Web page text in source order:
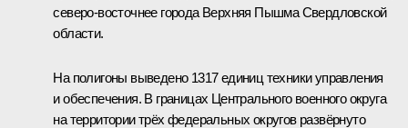
северо-восточнее города Верхняя Пышма Свердловской
области.
На полигоны выведено 1317 единиц техники управления
и обеспечения. В границах Центрального военного округа
на территории трёх федеральных округов развёрнуто